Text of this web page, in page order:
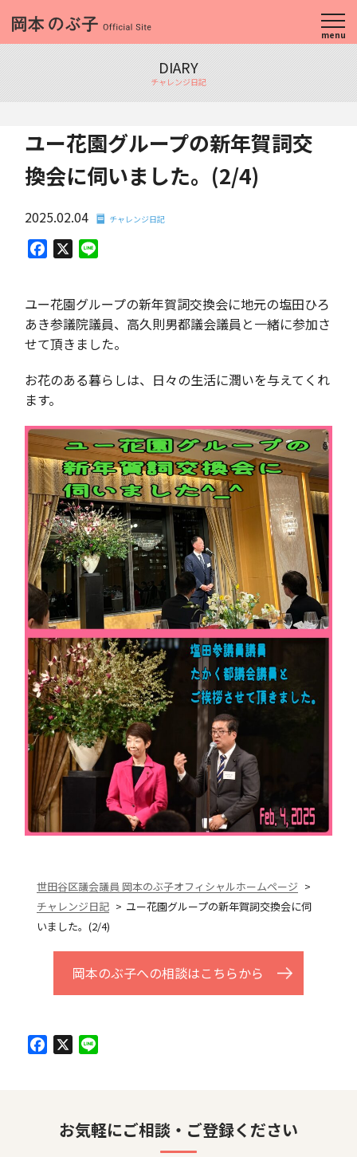
menu
DIARY
チャレンジ日記
ユー花園グループの新年賀詞交
換会に伺いました。(2/4)
2025.02.04 チャレンジ日記
Facebook
ユー花園グループの新年賀詞交換会に地元の塩田ひろ
あき参議院議員、高久則男都議会議員と一緒に参加さ
せて頂きました。
お花のある暮らしは、日々の生活に潤いを与えてくれ
ます。
世田谷区議会議員 岡本のぶ子オフィシャルホームページ
チャレンジ日記
ユー花園グループの新年賀詞交換会に伺
いました。(2/4)
岡本のぶ子への相談はこちらから
Facebook
お気軽にご相談・ご登録ください